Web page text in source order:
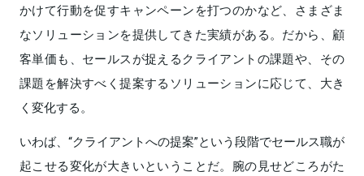
かけて行動を促すキャンペーンを打つのかなど、さまざま
なソリューションを提供してきた実績がある。だから、顧
客単価も、セールスが捉えるクライアントの課題や、その
課題を解決すべく提案するソリューションに応じて、大き
く変化する。
いわば、“クライアントへの提案”という段階でセールス職が
起こせる変化が大きいということだ。腕の見せどころがた